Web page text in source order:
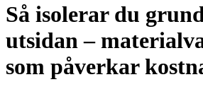
Så isolerar du
utsidan –
som påverkar